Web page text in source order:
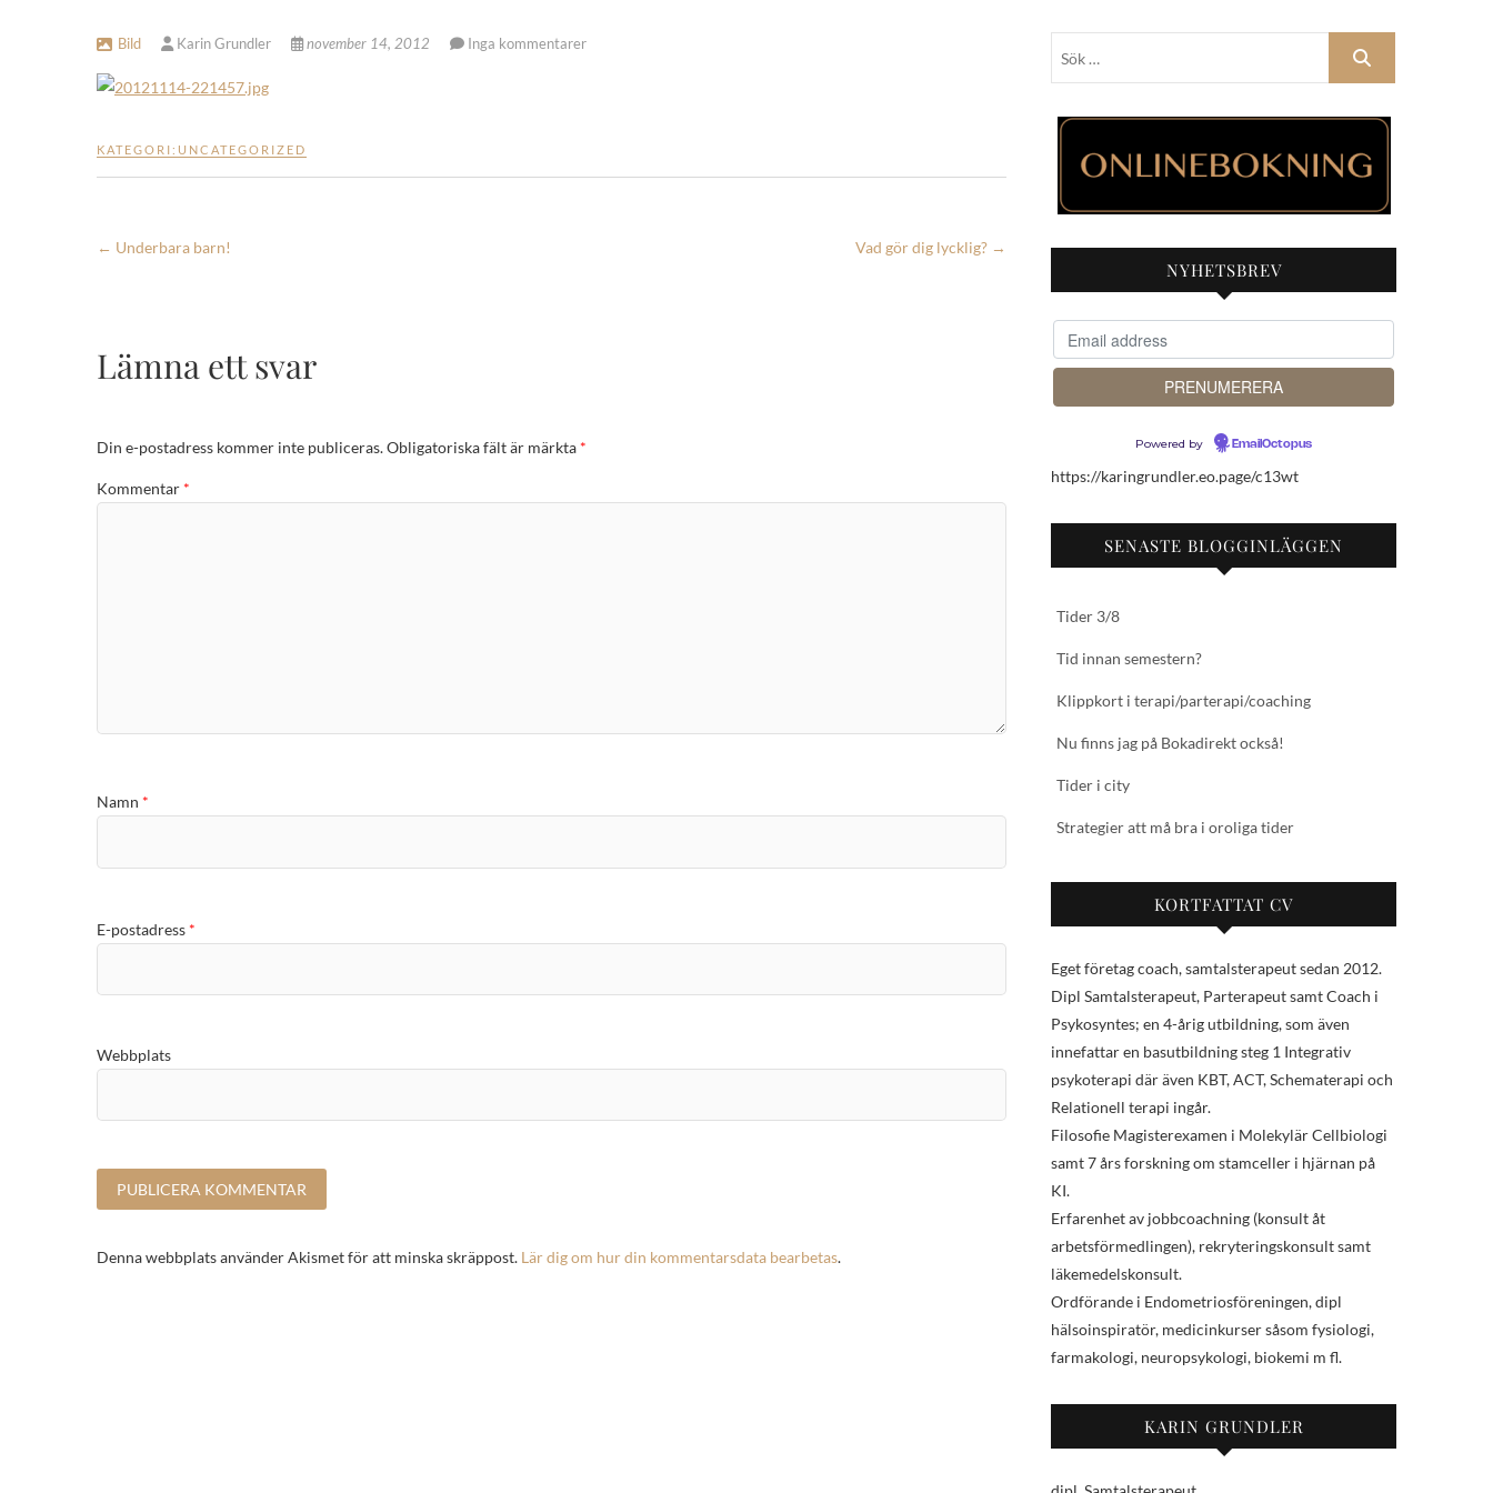
Bild Karin Grundler november 14, 2012 Inga kommentarer
KATEGORI: UNCATEGORIZED
← Underbara barn! Vad gör dig lycklig? →
Lämna ett svar
Din e-postadress kommer inte publiceras.Obligatoriska fält är märkta *
Kommentar *
Namn *
E-postadress *
Webbplats
Denna webbplats använder Akismet för att minska skräppost. Lär dig om hur din kommentarsdata bearbetas.
NYHETSBREV
Powered by EmailOctopus
https://karingrundler.eo.page/c13wt
SENASTE BLOGGINLÄGGEN
Tider 3/8
Tid innan semestern?
Klippkort i terapi/parterapi/coaching
Nu finns jag på Bokadirekt också!
Tider i city
Strategier att må bra i oroliga tider
KORTFATTAT CV
Eget företag coach, samtalsterapeut sedan 2012.
Dipl Samtalsterapeut, Parterapeut samt Coach i
Psykosyntes; en 4-årig utbildning, som även
innefattar en basutbildning steg 1 Integrativ
psykoterapi där även KBT, ACT, Schematerapi och
Relationell terapi ingår.
Filosofie Magisterexamen i Molekylär Cellbiologi
samt 7 års forskning om stamceller i hjärnan på
KI.
Erfarenhet av jobbcoachning (konsult åt
arbetsförmedlingen), rekryteringskonsult samt
läkemedelskonsult.
Ordförande i Endometriosföreningen, dipl
hälsoinspiratör, medicinkurser såsom fysiologi,
farmakologi, neuropsykologi, biokemi m fl.
KARIN GRUNDLER